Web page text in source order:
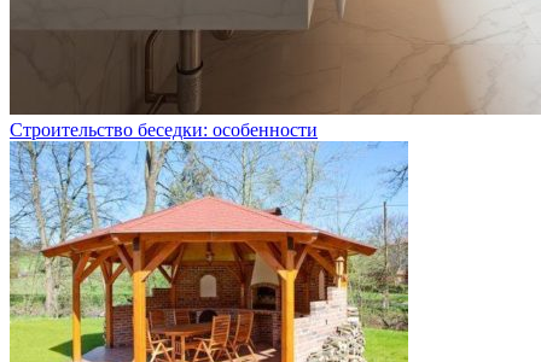
Строительство беседки: особенности